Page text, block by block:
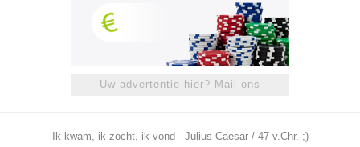
Uw advertentie hier? Mail ons
Ik kwam, ik zocht, ik vond - Julius Caesar / 47 v.Chr. ;)